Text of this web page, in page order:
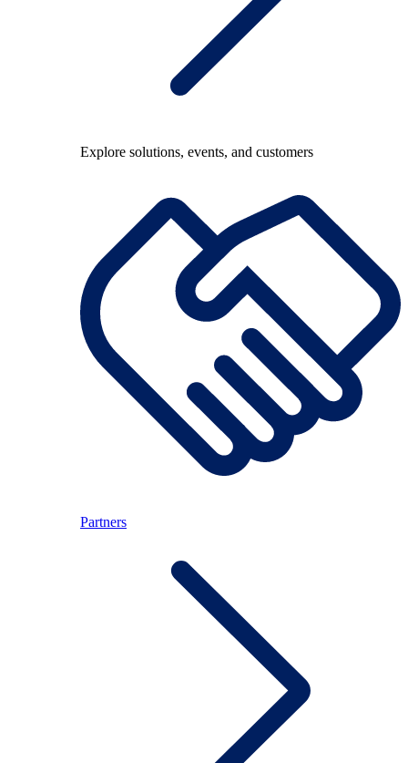
Explore solutions, events, and customers
Partners